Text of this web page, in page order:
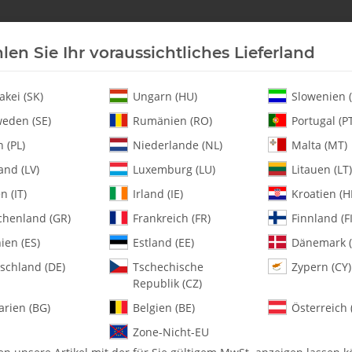
Neu an Lager Helikopter Turbine Heli-
Support - Pack of 2
128-464-1
Artikelnummer:MA128-464-1
Kategorie:
128-464-1 Canopy Magnet
Sie Ihr voraussichtliches Lieferland
(SK) Ungarn (HU)
Slowenien
(SE)
Rumänien (RO)
Portugal
(PL)
Niederlande (NL)
Malta (MT)
(LV)
Luxemburg (LU)
Litauen (LT)
(IT)
Irland (IE)
Kroatien
(GR)
Frankreich (FR)
Finnland
(ES)
Estland (EE)
Dänemark
(DE)
Tschechische
Republik (CZ)
Zypern (CY)
(BG) Belgien (BE)
Österreich
Zone-Nicht-EU